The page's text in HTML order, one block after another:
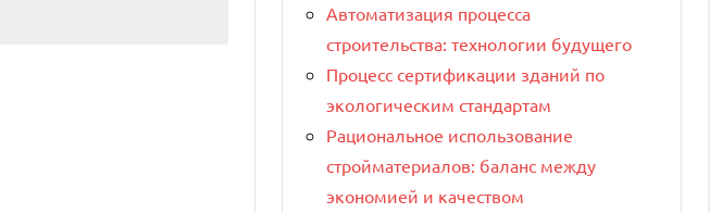
Автоматизация процесса
строительства: технологии будущего
Процесс сертификации зданий по
экологическим стандартам
Рациональное использование
стройматериалов: баланс между
экономией и качеством